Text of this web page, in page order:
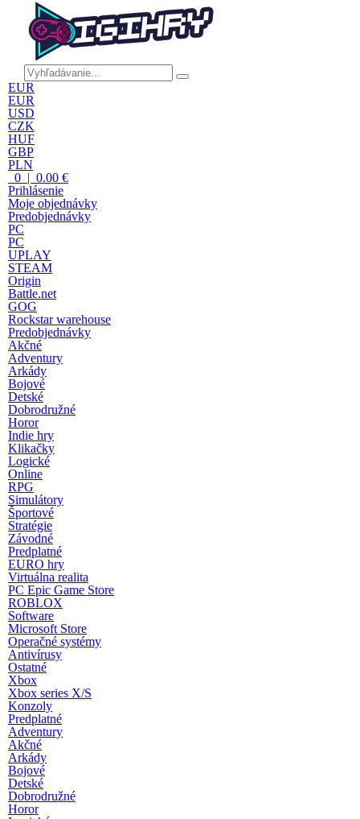
EUR
EUR
USD
CZK
HUF
GBP
PLN
0 | 0.00 €
Prihlásenie
Moje objednávky
Predobjednávky
PC
PC
UPLAY
STEAM
Origin
Battle.net
GOG
Rockstar warehouse
Predobjednávky
Akčné
Adventury
Arkády
Bojové
Detské
Dobrodružné
Horor
Indie hry
Klikačky
Logické
Online
RPG
Simulátory
Športové
Stratégie
Závodné
Predplatné
EURO hry
Virtuálna realita
PC Epic Game Store
ROBLOX
Software
Microsoft Store
Operačné systémy
Antivírusy
Ostatné
Xbox
Xbox series X/S
Konzoly
Predplatné
Adventury
Akčné
Arkády
Bojové
Detské
Dobrodružné
Horor